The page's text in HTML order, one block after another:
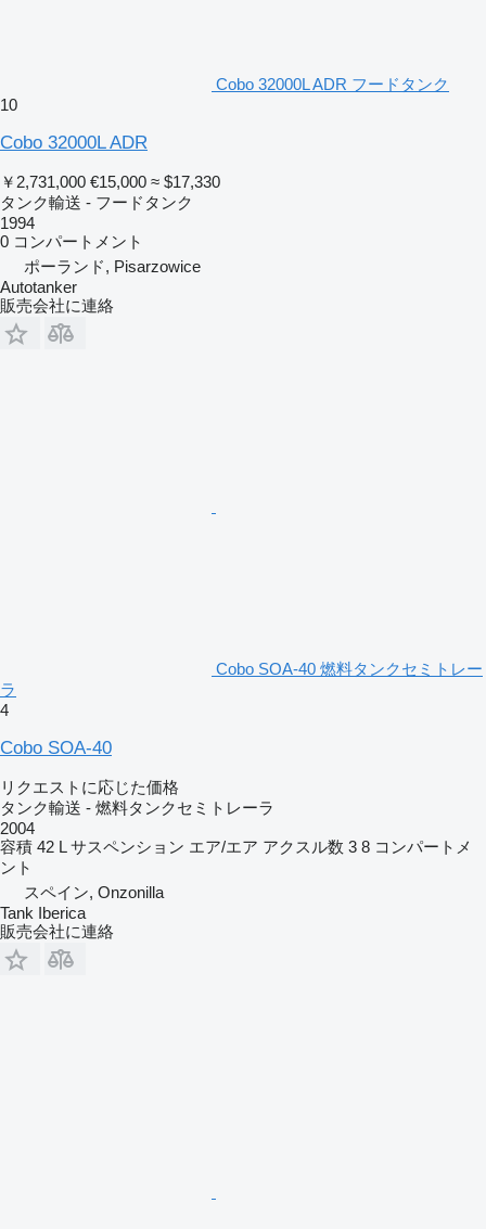
Cobo 32000L ADR フードタンク
10
Cobo 32000L ADR
￥2,731,000 €15,000 ≈ $17,330
タンク輸送 - フードタンク
1994
0 コンパートメント
ポーランド, Pisarzowice
Autotanker
販売会社に連絡
Cobo SOA-40 燃料タンクセミトレー
ラ
4
Cobo SOA-40
リクエストに応じた価格
タンク輸送 - 燃料タンクセミトレーラ
2004
容積 42 L サスペンション エア/エア アクスル数 3 8 コンパートメ
ント
スペイン, Onzonilla
Tank Iberica
販売会社に連絡